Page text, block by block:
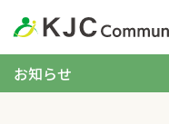
お知らせ